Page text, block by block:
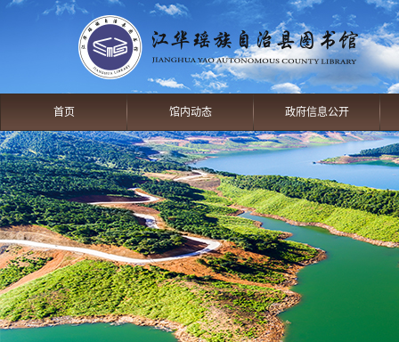
首页 馆内动态 政府信息公开